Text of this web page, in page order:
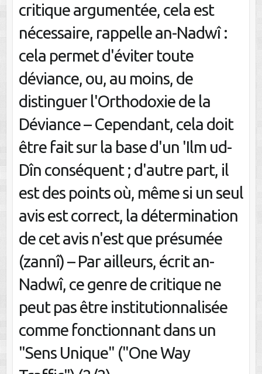
critique argumentée, cela est
nécessaire, rappelle an-Nadwî :
cela permet d'éviter toute
déviance, ou, au moins, de
distinguer l'Orthodoxie de la
Déviance – Cependant, cela doit
être fait sur la base d'un 'Ilm ud-
Dîn conséquent ; d'autre part, il
est des points où, même si un seul
avis est correct, la détermination
de cet avis n'est que présumée
(zannî) – Par ailleurs, écrit an-
Nadwî, ce genre de critique ne
peut pas être institutionnalisée
comme fonctionnant dans un
"Sens Unique" ("One Way